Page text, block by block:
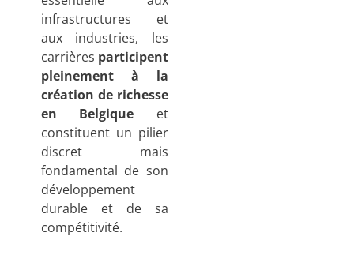
infrastructures et
aux industries, les
carrières participent
pleinement à la
création de richesse
en Belgique et
constituent un pilier
discret mais
fondamental de son
développement
durable et de sa
compétitivité.